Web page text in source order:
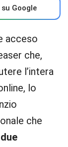
Google
acceso
che,
l’intera
lo
che
due